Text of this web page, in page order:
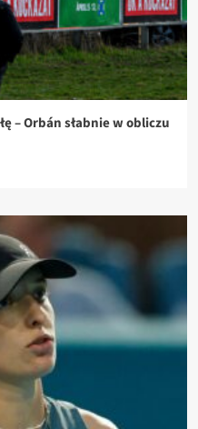
– Orbán słabnie w obliczu